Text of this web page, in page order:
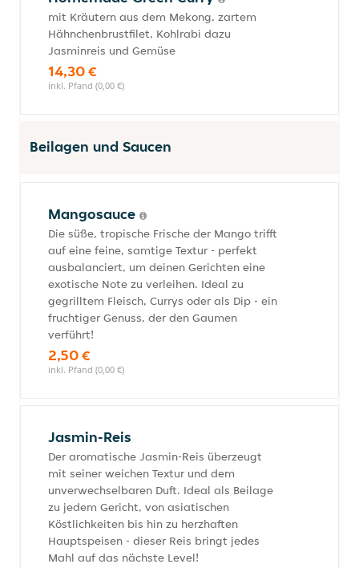
mit Kräutern aus dem Mekong, zartem
Hähnchenbrustfilet, Kohlrabi dazu
Jasminreis und Gemüse
14,30 €
inkl. Pfand (0,00 €)
Beilagen und Saucen
Mangosauce
Die süße, tropische Frische der Mango trifft
auf eine feine, samtige Textur - perfekt
ausbalanciert, um deinen Gerichten eine
exotische Note zu verleihen. Ideal zu
gegrilltem Fleisch, Currys oder als Dip - ein
fruchtiger Genuss, der den Gaumen
verführt!
2,50 €
inkl. Pfand (0,00 €)
Jasmin-Reis
Der aromatische Jasmin-Reis überzeugt
mit seiner weichen Textur und dem
unverwechselbaren Duft. Ideal als Beilage
zu jedem Gericht, von asiatischen
Köstlichkeiten bis hin zu herzhaften
Hauptspeisen - dieser Reis bringt jedes
Mahl auf das nächste Level!